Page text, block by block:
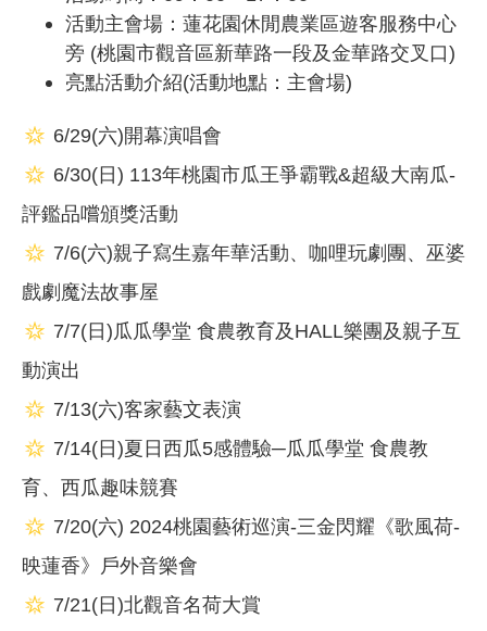
活動主會場：蓮花園休閒農業區遊客服務中心
旁 (桃園市觀音區新華路一段及金華路交叉口)
亮點活動介紹(活動地點：主會場)
6/29(六)開幕演唱會
6/30(日) 113年桃園市瓜王爭霸戰&超級大南瓜-
評鑑品嚐頒獎活動
7/6(六)親子寫生嘉年華活動、咖哩玩劇團、巫婆
戲劇魔法故事屋
7/7(日)瓜瓜學堂 食農教育及HALL樂團及親子互
動演出
7/13(六)客家藝文表演
7/14(日)夏日西瓜5感體驗─瓜瓜學堂 食農教
育、西瓜趣味競賽
7/20(六) 2024桃園藝術巡演-三金閃耀《歌風荷-
映蓮香》戶外音樂會
7/21(日)北觀音名荷大賞